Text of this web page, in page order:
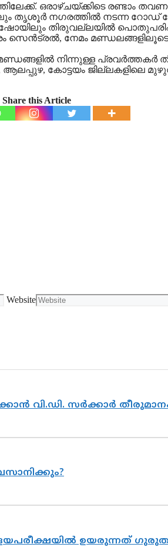
ഒരാഴ്ചയ്ക്കിടെ രണ്ടാം
തൃശൂര്‍ നഗരത്തില്‍ നടന്ന റോഡ്
തിരുവല്ലയില്‍
സെന്‍ട്രല്‍, നേമം
നിന്നുള്ള പ്രവര്‍ത്തകര്‍
ആലപ്പുഴ, കോട്ടയം
Share this Article
Website
വി.ഡി. സർക്കാർ
ഉയരുന്നത്